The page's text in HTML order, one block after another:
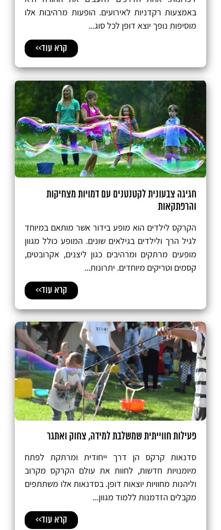
באמצעות רקדניות לאירועים. הופעות מרהיבות אלו
מוסיפות נופך יוצא דופן לכל סוג...
קרא עוד>>
חגיגה צבעונית לקטנטנים עם דמויות מצחיקות
והרפתקאות
הקרקס לילדים הוא מופע בידור אשר מותאם במיוחד
לגיל הרך ולילדים בגילאים שונים. המופע כולל מגוון
מופעים מרתקים ומרהיבים כגון ליצנים, אקרובטים,
קסמים וטריקים מיוחדים. יתרונות...
קרא עוד>>
פעילות חווייתית שמשלבת למידה, צחוק ואתגר
סדנאות קרקס הן דרך ייחודית ומרתקת לפתח
מיומנויות חדשות, לחוות את עולם הקרקס מקרוב
וליהנות מחוויות יוצאות דופן. בסדנאות אלו משתתפים
מקבלים הזדמנות ללמוד מגוון...
קרא עוד>>